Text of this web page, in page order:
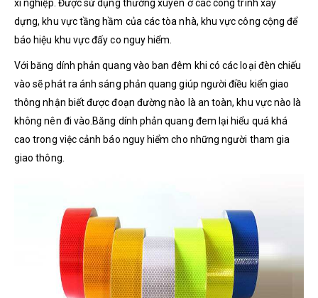
xí nghiệp. Được sử dụng thường xuyên ở các công trình xây
dựng, khu vực tầng hầm của các tòa nhà, khu vực công cộng để
báo hiệu khu vực đấy co nguy hiểm.
Với băng dính phản quang vào ban đêm khi có các loại đèn chiếu
vào sẽ phát ra ánh sáng phản quang giúp người điều kiển giao
thông nhận biết được đoạn đường nào là an toàn, khu vực nào là
không nên đi vào.Băng dính phản quang đem lại hiểu quá khá
cao trong việc cảnh báo nguy hiểm cho những người tham gia
giao thông.